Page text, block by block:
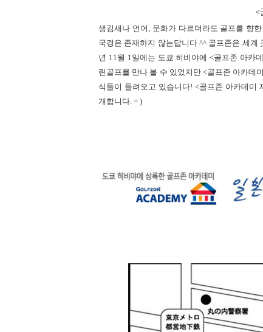
<
생김새나 언어, 문화가 다르더라도 골프를 향
국경은 존재하지 않는답니다^^ 골프존은 세계
년 11월 1일에는 도쿄 히비야에 <골프존 아카
린골프를 만나 볼 수 있었지만<골프존 아카데
식들이 들려오고 있습니다! <골프존 아카데미
개합니다. = )